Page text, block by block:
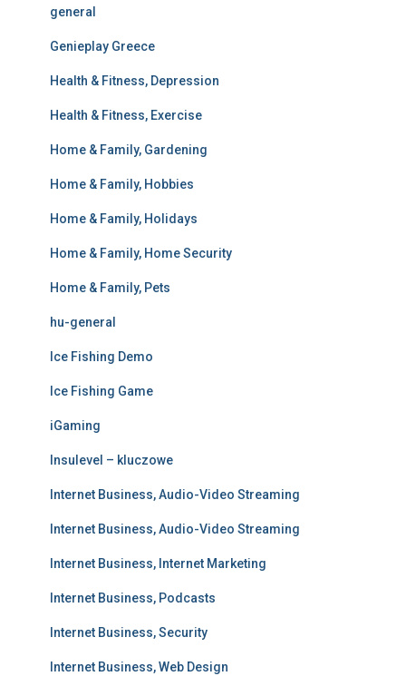
general
Genieplay Greece
Health & Fitness, Depression
Health & Fitness, Exercise
Home & Family, Gardening
Home & Family, Hobbies
Home & Family, Holidays
Home & Family, Home Security
Home & Family, Pets
hu-general
Ice Fishing Demo
Ice Fishing Game
iGaming
Insulevel – kluczowe
Internet Business, Audio-Video Streaming
Internet Business, Audio-Video Streaming
Internet Business, Internet Marketing
Internet Business, Podcasts
Internet Business, Security
Internet Business, Web Design